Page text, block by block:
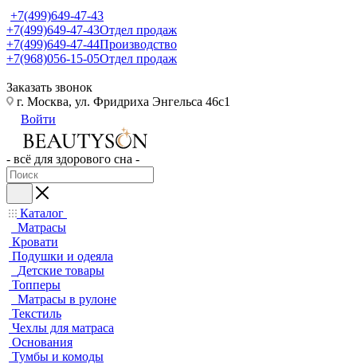
+7(499)649-47-43
+7(499)649-47-43Отдел продаж
+7(499)649-47-44Производство
+7(968)056-15-05Отдел продаж
Заказать звонок
г. Москва, ул. Фридриха Энгельса 46с1
Войти
- всё для здорового сна -
Каталог
Матрасы
Кровати
Подушки и одеяла
Детские товары
Топперы
Матрасы в рулоне
Текстиль
Чехлы для матраса
Основания
Тумбы и комоды